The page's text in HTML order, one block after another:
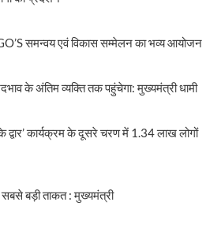
समन्वय एवं विकास सम्मेलन का भव्य आयोजन
के अंतिम व्यक्ति तक पहुंचेगा: मुख्यमंत्री धामी
कार्यक्रम के दूसरे चरण में 1.34 लाख लोगों
सबसे बड़ी ताकत : मुख्यमंत्री